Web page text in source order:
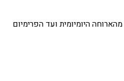
היומיומית ועד הפרימיום